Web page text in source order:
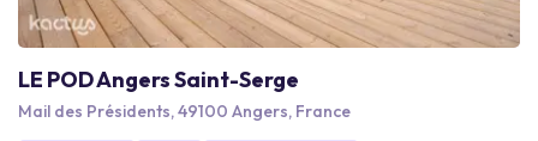
LE POD Angers Saint-Serge
Mail des Présidents, 49100 Angers, France